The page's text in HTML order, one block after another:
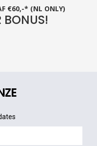
€60,-* (NL ONLY)
BONUS!